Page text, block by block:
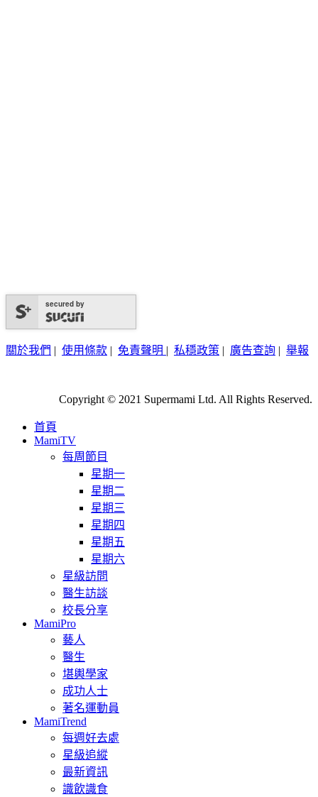
secured by
關於我們 | 使用條款 | 免責聲明 | 私穩政策 | 廣告查詢 | 舉報
Copyright © 2021 Supermami Ltd. All Rights Reserved.
首頁
MamiTV
每周節目
星期一
星期二
星期三
星期四
星期五
星期六
星級訪問
醫生訪談
校長分享
MamiPro
藝人
醫生
堪輿學家
成功人士
著名運動員
MamiTrend
每週好去處
星級追縱
最新資訊
識飲識食